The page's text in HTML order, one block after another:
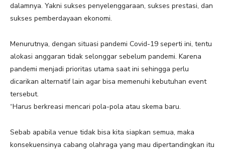
dalamnya. Yakni sukses penyelenggaraan, sukses prestasi, dan
sukses pemberdayaan ekonomi.
Menurutnya, dengan situasi pandemi Covid-19 seperti ini, tentu
alokasi anggaran tidak selonggar sebelum pandemi. Karena
pandemi menjadi prioritas utama saat ini sehingga perlu
dicarikan alternatif lain agar bisa memenuhi kebutuhan event
tersebut.
“Harus berkreasi mencari pola-pola atau skema baru.
Sebab apabila venue tidak bisa kita siapkan semua, maka
konsekuensinya cabang olahraga yang mau dipertandingkan itu